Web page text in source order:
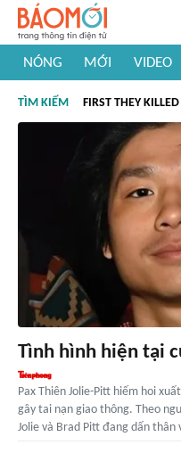
NÓNG MỚI VIDEO
#Khám phá thế giới
TÌM KIẾM FIRST THEY
Tình hình hiện tại
Pax Thiên Jolie-Pitt hiếm hoi
gây tai nạn giao thông. Theo
Jolie và Brad Pitt đang dấn thân